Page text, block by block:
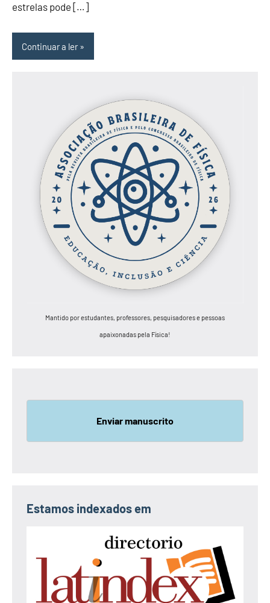
estrelas pode […]
Continuar a ler
Mantido por estudantes, professores, pesquisadores e pessoas
apaixonadas pela Física!
Enviar manuscrito
Estamos indexados em